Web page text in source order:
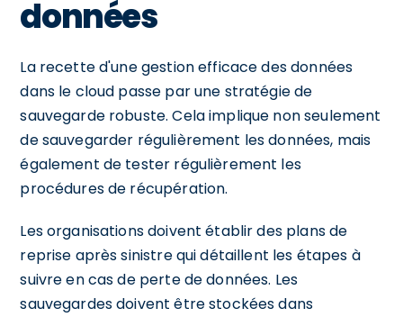
données
La recette d'une gestion efficace des données
dans le cloud passe par une stratégie de
sauvegarde robuste. Cela implique non seulement
de sauvegarder régulièrement les données, mais
également de tester régulièrement les
procédures de récupération.
Les organisations doivent établir des plans de
reprise après sinistre qui détaillent les étapes à
suivre en cas de perte de données. Les
sauvegardes doivent être stockées dans